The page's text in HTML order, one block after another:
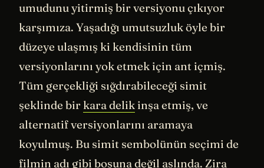
umudunu yitirmiş bir versiyonu çıkıyor
karşımıza. Yaşadığı umutsuzluk öyle bir
düzeye ulaşmış ki kendisinin tüm
versiyonlarını yok etmek için ant içmiş.
Tüm gerçekliği sığdırabileceği simit
şeklinde bir kara delik inşa etmiş, ve
alternatif versiyonlarını aramaya
koyulmuş. Bu simit sembolünün seçimi de
filmin adı gibi boşuna değil aslında. Zira